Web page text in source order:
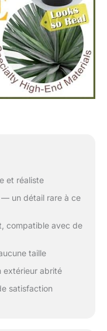
et réaliste
— un détail rare à ce
compatible avec de
taille
extérieur abrité
satisfaction